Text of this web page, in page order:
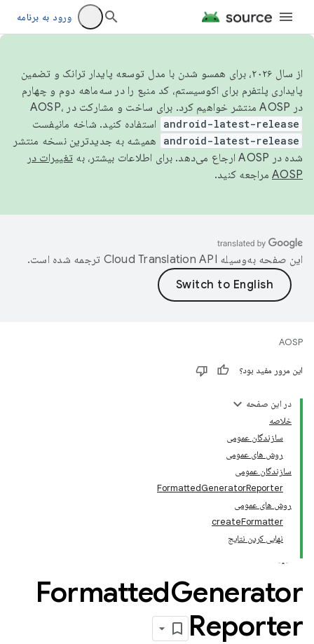
ورود به برنامه
از سال ۲۰۲۶، برای همسو شدن با مدل توسعه پایدار ترانک و تضمین
پایداری پلتفرم برای اکوسیستم، کد منبع را در سه‌ماهه دوم و چهارم
در AOSP منتشر خواهیم کرد. برای ساخت و مشارکت در AOSP،
android-latest-release استفاده کنید. شاخه مانیفست
android-latest-release
همیشه به جدیدترین نسخه منتشر
شده در AOSP ارجاع می‌دهد. برای اطلاعات بیشتر، به
تغییرات در
AOSP مراجعه کنید.
این صفحه به‌وسیله ترجمه شده است.
AOSP
این مرور مفید بود؟
در این صفحه
خلاصه
سازندگان عمومی
روش های عمومی
سازندگان عمومی
FormattedGeneratorReporter
روش های عمومی
createFormatter
نهایی کردن نتایج
FormattedGenerator
Reporter